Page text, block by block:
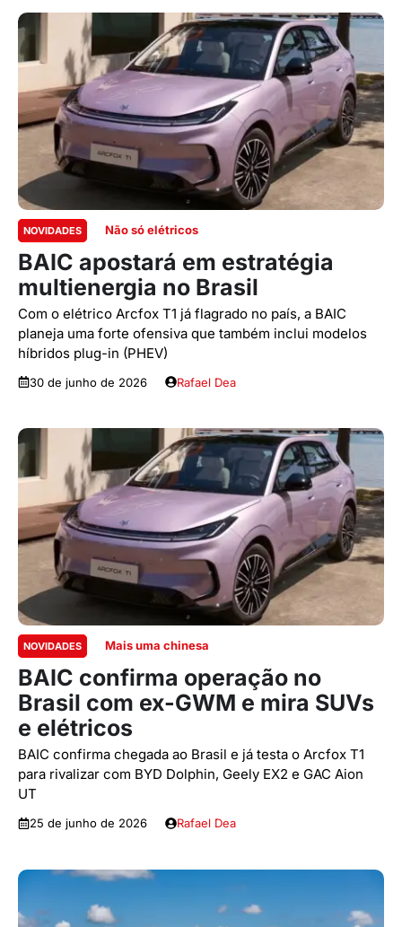
NOVIDADES Não só elétricos
BAIC apostará em estratégia
multienergia no Brasil
Com o elétrico Arcfox T1 já flagrado no país, a BAIC
planeja uma forte ofensiva que também inclui modelos
híbridos plug-in (PHEV)
30 de junho de 2026 Rafael Dea
NOVIDADES Mais uma chinesa
BAIC confirma operação no
Brasil com ex-GWM e mira SUVs
e elétricos
BAIC confirma chegada ao Brasil e já testa o Arcfox T1
para rivalizar com BYD Dolphin, Geely EX2 e GAC Aion
UT
25 de junho de 2026 Rafael Dea